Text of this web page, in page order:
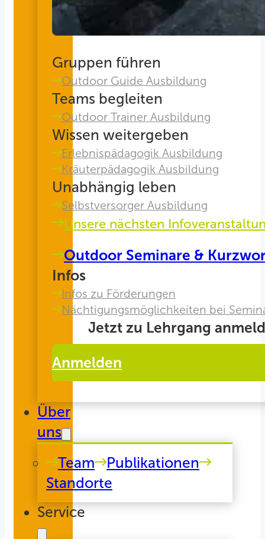
Gruppen führen
Outdoor Guide Ausbildung
Teams begleiten
Outdoor Trainer Ausbildung
Wissen weitergeben
Erlebnispädagogik Ausbildung
Kräuterpädagogik Ausbildung
Unabhängig leben
Selbstversorger Ausbildung
Unsere nächsten
Outdoor Seminare &
Infos
Infos zu Förderungen
Nächtigungsmöglichkeiten bei
Jetzt zu Lehrgang
Anmelden
Über
uns
Team
Publikationen
Standorte
Service